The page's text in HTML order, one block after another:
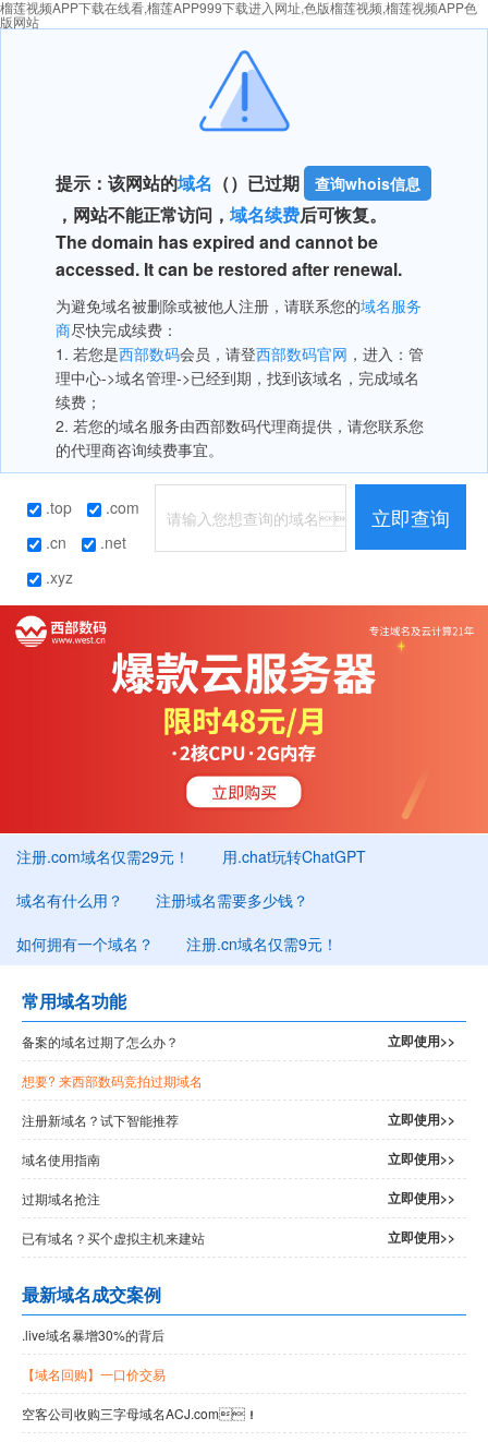
榴莲视频APP下载在线看,榴莲APP999下载进入网址,色版榴莲视频,榴莲视频APP色
版网站
提示：该网站的域名 （）已过期 查询whois信息
，网站不能正常访问， 域名续费后可恢复。
The domain has expired and cannot be
accessed. It can be restored after renewal.
为避免域名被删除或被他人注册，请联系您的域名服务
商尽快完成续费：
1. 若您是西部数码会员，请登西部数码官网 ，进入：管
理中心->域名管理->已经到期，找到该域名，完成域名
续费；
2. 若您的域名服务由西部数码代理商提供，请您联系您
的代理商咨询续费事宜。
.top
.com
.cn
.net
.xyz
立即查询
注册.com域名仅需29元！
用.chat玩转ChatGPT
域名有什么用？
注册域名需要多少钱？
如何拥有一个域名？
注册.cn域名仅需9元！
常用域名功能
备案的域名过期了怎么办？ 立即使用>>
想要? 来西部数码竞拍过期域名
注册新域名？试下智能推荐 立即使用>>
域名使用指南 立即使用>>
过期域名抢注 立即使用>>
已有域名？买个虚拟主机来建站 立即使用>>
最新域名成交案例
.live域名暴增30%的背后
【域名回购】一口价交易
空客公司收购三字母域名ACJ.com！